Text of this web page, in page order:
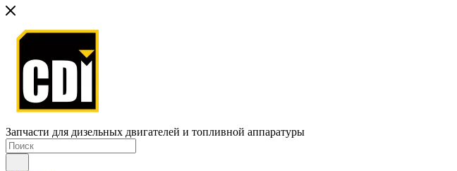
Запчасти для дизельных двигателей и топливной аппаратуры